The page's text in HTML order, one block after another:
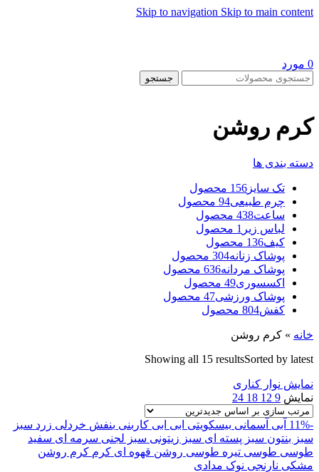
Skip to navigation Skip to main content
0 مورد
جستجو
کرم روشن
دسته بندی ها
تک سایز 156 محصول
چرم طبیعی94 محصول
ساعت438 محصول
لباس زیر 1 محصول
کیف136 محصول
پوشاک زنانه304 محصول
پوشاک مردانه636 محصول
اکسسوری49 محصول
پوشاک ورزشی47 محصول
کفش804 محصول
خانه » کرم روشن
Showing all 15 resultsSorted by latest
نمایش نوار کناری
نمایش 9
12
18
24
-11% آبی آسمانی بیسکویتی ابی ابی کاربنی بنفش خردلی زرد سبز
سبز بنتون سبز پسته ای سبز زیتونی سبز لجنی سرمه ای سفید
طوسی طوسی تیره طوسی روشن قهوه ای کرم کرم روشن
مشکی نارنجی نوک مدادی